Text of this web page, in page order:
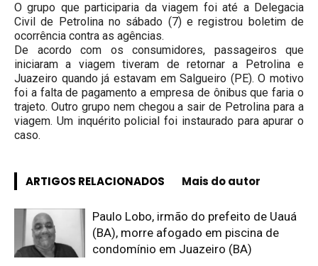
O grupo que participaria da viagem foi até a Delegacia
Civil de Petrolina no sábado (7) e registrou boletim de
ocorrência contra as agências.
De acordo com os consumidores, passageiros que
iniciaram a viagem tiveram de retornar a Petrolina e
Juazeiro quando já estavam em Salgueiro (PE). O motivo
foi a falta de pagamento a empresa de ônibus que faria o
trajeto. Outro grupo nem chegou a sair de Petrolina para a
viagem. Um inquérito policial foi instaurado para apurar o
caso.
ARTIGOS RELACIONADOS Mais do autor
Paulo Lobo, irmão do prefeito de Uauá
(BA), morre afogado em piscina de
condomínio em Juazeiro (BA)